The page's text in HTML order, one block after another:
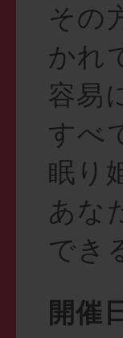
その
かれ
容易
すべ
眠り
あな
でき
開催